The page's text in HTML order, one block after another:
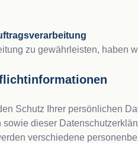
zu gewährleisten, haben
Schutz Ihrer persönlichen
dieser
verschiedene